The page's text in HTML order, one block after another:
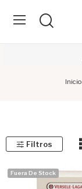
Inicio
Filtros
Fuera De Stock